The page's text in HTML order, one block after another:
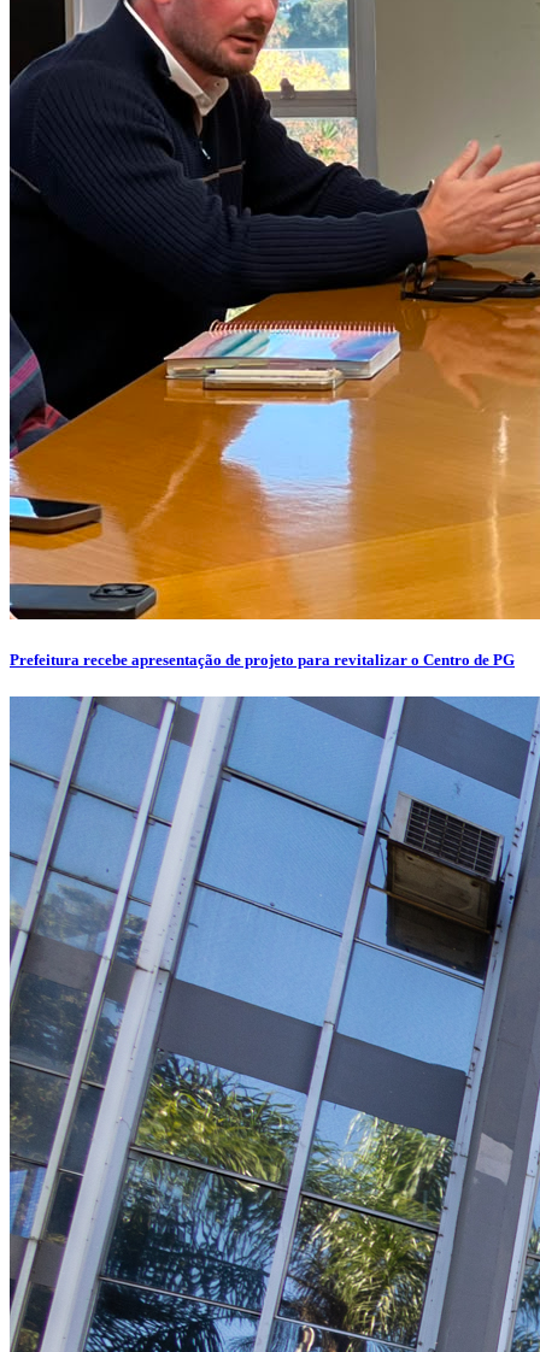
Prefeitura recebe apresentação de projeto para revitalizar o Centro de PG